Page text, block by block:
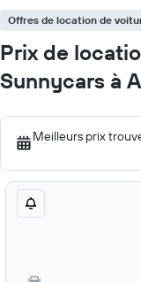
Offres de location de
Prix de
Sunnycars à
Meilleurs prix